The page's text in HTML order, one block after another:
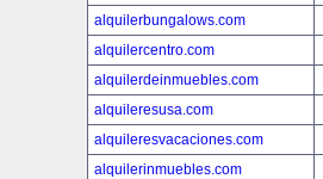
alquilerbungalows.com
alquilercentro.com
alquilerdeinmuebles.com
alquileresusa.com
alquileresvacaciones.com
alquilerinmuebles.com